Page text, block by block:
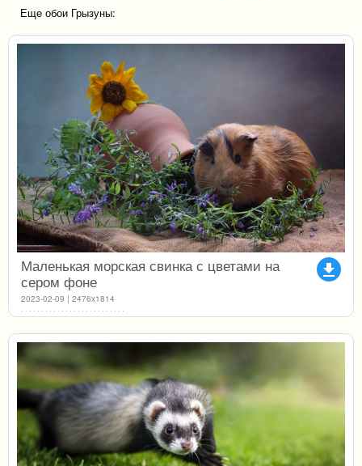
Еще обои Грызуны:
file_download
Маленькая морская свинка с цветами на
сером фоне
2023-02-09 | 2476x1814